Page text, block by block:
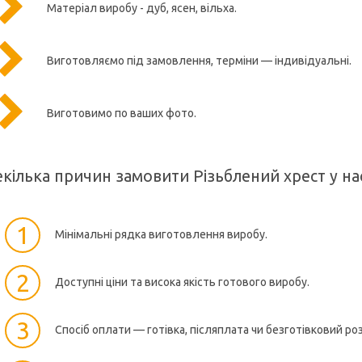
Матеріал виробу - дуб, ясен, вільха.
Виготовляємо під замовлення, терміни — індивідуальні.
Виготовимо по ваших фото.
причин замовити Різьблений хрест у
1 Мінімальні рядка виготовлення виробу.
2 Доступні ціни та висока якість готового виробу.
3 Спосіб оплати — готівка, післяплата чи безготівковий